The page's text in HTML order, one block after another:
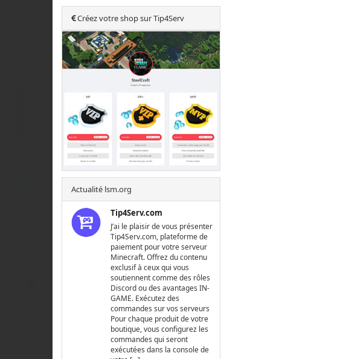
Créez votre shop sur Tip4Serv
Actualité lsm.org
Tip4Serv.com
J’ai le plaisir de vous présenter
Tip4Serv.com, plateforme de
paiement pour votre serveur
Minecraft. Offrez du contenu
exclusif à ceux qui vous
soutiennent comme des rôles
Discord ou des avantages IN-
GAME. Exécutez des
commandes sur vos serveurs
Pour chaque produit de votre
boutique, vous configurez les
commandes qui seront
exécutées dans la console de